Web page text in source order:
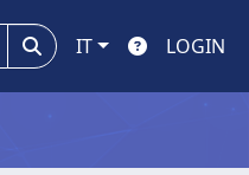
IT LOGIN